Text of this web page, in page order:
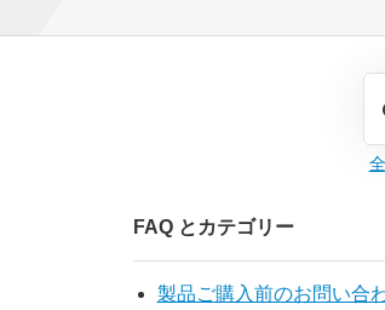
FAQ とカテゴリー
製品ご購入前のお問い合